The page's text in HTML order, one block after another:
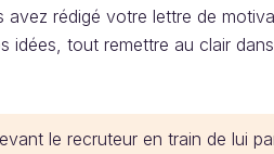
avez rédigé votre lettre de
idées, tout remettre au clair
le recruteur en train de lui